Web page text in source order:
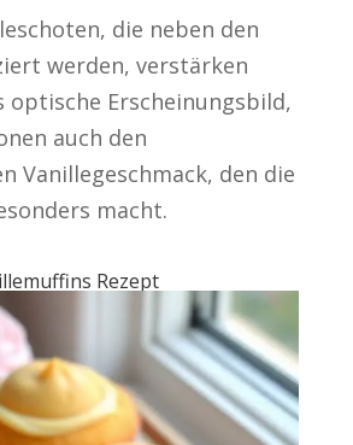
die neben den
werden, verstärken
optische Erscheinungsbild,
auch den
Vanillegeschmack, den die
macht.
Rezept